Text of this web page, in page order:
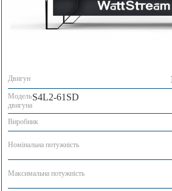
Двигун
Модель
двигуна
S4L2-61SD
Виробник
Номінальна потужність
Максимальна потужність